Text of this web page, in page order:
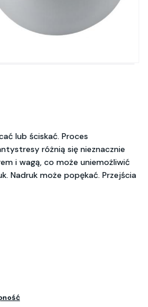
lub ściskać. Proces
różnią się nieznacznie
i wagą, co może uniemożliwić
Nadruk może popękać. Przejścia